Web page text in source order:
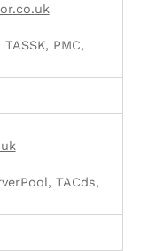
TASSK, PMC,
TACds,